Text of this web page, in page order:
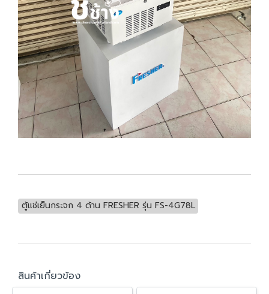
ตู้แช่เย็นกระจก 4 ด้าน FRESHER รุ่น FS-4G78L
สินค้าเกี่ยวข้อง